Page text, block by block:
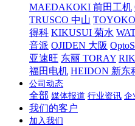
MAEDAKOKI 前田工机
TRUSCO 中山
得科 KIKUSUI 菊水
音派 OJIDEN 大阪
亚速旺 东丽 TORAY
福田电机 HEIDON 新东
公司动态
全部 媒体报道 行业资讯 企
我们的客户
加入我们